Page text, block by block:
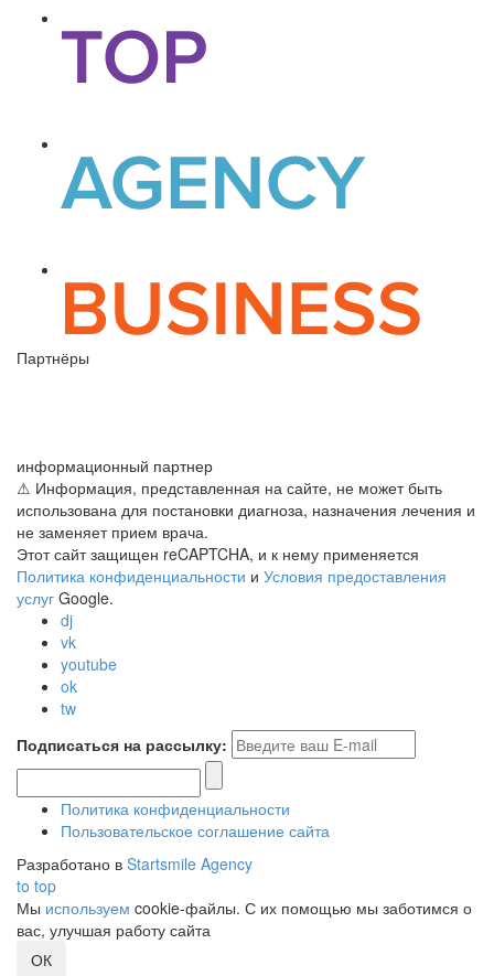
Партнёры
информационный партнер
⚠ Информация, представленная на сайте, не может быть
использована для постановки диагноза, назначения лечения и
не заменяет прием врача.
Этот сайт защищен reCAPTCHA, и к нему применяется
Политика конфиденциальности и Условия предоставления
услуг Google.
dj
vk
youtube
ok
tw
Подписаться на рассылку:
Политика конфиденциальности
Пользовательское соглашение сайта
Разработано в Startsmile Agency
to top
Мы используем cookie-файлы. С их помощью мы заботимся о
вас, улучшая работу сайта
ОК